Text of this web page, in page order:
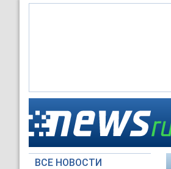
ВСЕ НОВОСТИ